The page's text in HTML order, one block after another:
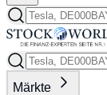
Märkte